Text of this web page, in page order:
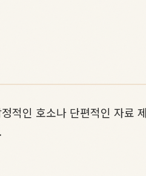
적인 호소나 단편적인 자료